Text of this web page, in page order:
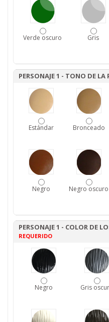
Verde oscuro Gris
PERSONAJE 1 - TONO DE LA
Estándar Bronceado
Negro Negro oscuro
PERSONAJE 1 - COLOR DE
REQUERIDO
Negro Gris